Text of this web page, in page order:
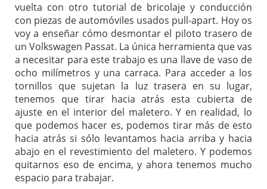
vuelta con otro tutorial de bricolaje y conducción
con piezas de automóviles usados pull-apart. Hoy os
voy a enseñar cómo desmontar el piloto trasero de
un Volkswagen Passat. La única herramienta que vas
a necesitar para este trabajo es una llave de vaso de
ocho milímetros y una carraca. Para acceder a los
tornillos que sujetan la luz trasera en su lugar,
tenemos que tirar hacia atrás esta cubierta de
ajuste en el interior del maletero. Y en realidad, lo
que podemos hacer es, podemos tirar más de esto
hacia atrás si sólo levantamos hacia arriba y hacia
abajo en el revestimiento del maletero. Y podemos
quitarnos eso de encima, y ahora tenemos mucho
espacio para trabajar.